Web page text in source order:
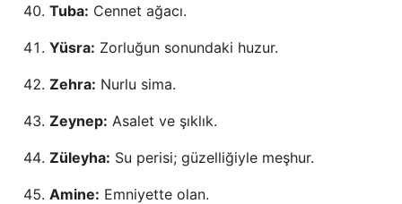
Tuba: Cennet ağacı.
Yüsra: Zorluğun sonundaki huzur.
Zehra: Nurlu sima.
Zeynep: Asalet ve şıklık.
Züleyha: Su perisi; güzelliğiyle meşhur.
Amine: Emniyette olan.